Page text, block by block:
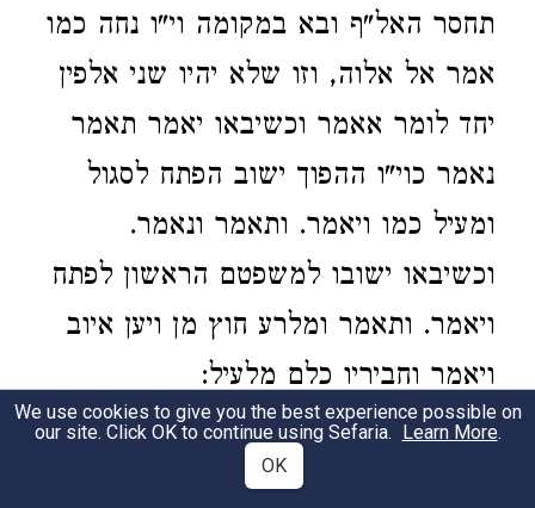
תחסר האל"ף ובא במקומה וי"ו נחה כמו
אמר אל אלוה, וזו שלא יהיו שני אלפין
יחד לומר אאמר וכשיבאו יאמר תאמר
נאמר כוי"ו ההפוך ישוב הפתח לסגול
ומעיל כמו ויאמר. ותאמר ונאמר.
וכשיבאו ישובו למשפטם הראשון לפתח
ויאמר. ותאמר ומלרע חוץ מן ויען איוב
ויאמר וחביריו כלם מלעיל:
1. The Pattern QalIt appears in full form
up through the future tense; and in the
We use cookies to give you the best experience possible on
our site. Click OK to continue using Sefaria. Learn More.
OK